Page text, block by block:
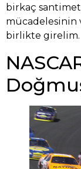
birkaç
mücadelesinin
birlikte girelim.